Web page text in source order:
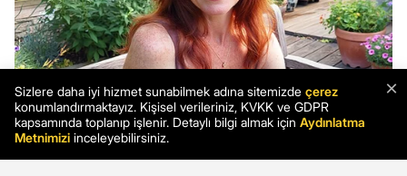
×
Sizlere daha iyi hizmet sunabilmek adına sitemizde çerez
konumlandırmaktayız. Kişisel verileriniz, KVKK ve GDPR
kapsamında toplanıp işlenir. Detaylı bilgi almak için Aydınlatma
Metnimizi inceleyebilirsiniz.